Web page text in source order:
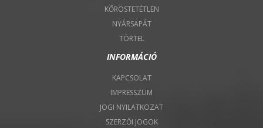
KŐRÖSTETÉTLEN
NYÁRSAPÁT
TÖRTEL
INFORMÁCIÓ
KAPCSOLAT
IMPRESSZUM
JOGI NYILATKOZAT
SZERZŐI JOGOK